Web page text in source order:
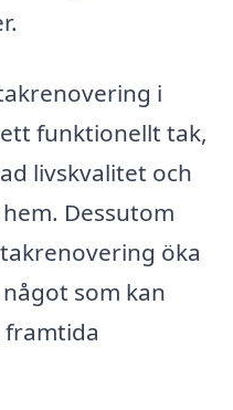
i
funktionellt tak,
livskvalitet och
Dessutom
öka
som kan
framtida